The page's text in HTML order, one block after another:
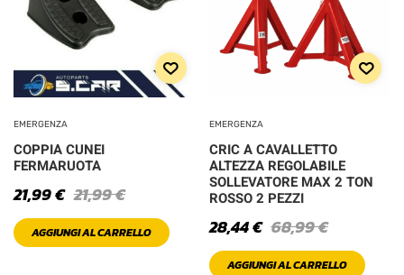
EMERGENZA
COPPIA CUNEI
FERMARUOTA
21,99€
21,99€
AGGIUNGI AL CARRELLO
EMERGENZA
CRIC A CAVALLETTO
ALTEZZA REGOLABILE
SOLLEVATORE MAX 2 TON
ROSSO 2 PEZZI
68,99€
28,44€
AGGIUNGI AL CARRELLO